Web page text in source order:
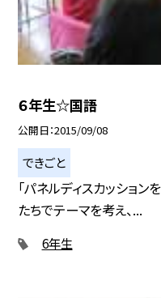
６年生☆国語
公開日 2015/09/08
できごと
「パネルディスカッション
たちでテーマを考え、...
6年生